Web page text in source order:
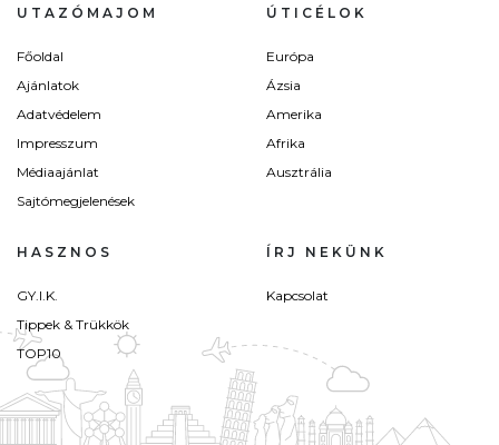
UTAZÓMAJOM
Főoldal
Ajánlatok
Adatvédelem
Impresszum
Médiaajánlat
Sajtómegjelenések
ÚTICÉLOK
Európa
Ázsia
Amerika
Afrika
Ausztrália
HASZNOS
GY.I.K.
Tippek & Trükkök
TOP10
ÍRJ NEKÜNK
Kapcsolat